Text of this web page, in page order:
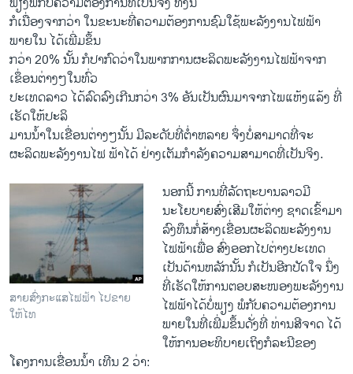
ກໍເນື່ອງຈາກວ່າ ໃນຂະນະທີ່ຄວາມຕ້ອງການຊົມໃຊ້ພະລັງງານໄຟຟ້າ
ພາຍໃນ ໄດ້ເພີ່ມຂຶ້ນ
ກວ່າ 20% ນັ້ນ ກໍປາກົດວ່າໃນພາກການຜະລິດພະລັງງານໄຟຟ້າຈາກ
ເຂຶ່ອນຕ່າງໆໃນທົ່ວ
ປະເທດລາວ ໄດ້ລົດລົງເກີນກວ່າ 3% ອັນເປັນຜົນມາຈາກໄພແຫ້ງແລ້ງ ທີ່
ເຮັດໃຫ້ປະລິ
ມານນໍ້າໃນເຂື່ອນຕ່າງໆນັ້ນ ມີລະດັບທີ່ຕໍ່າຫລາຍ ຈຶ່ງບໍ່ສາມາດທີ່ຈະ
ຜະລິດພະລັງງານໄຟ ຟ້າໄດ້ ຢ່າງເຕັມກໍາລັງຄວາມສາມາດທີ່ເປັນຈິງ.
ສາຍສົ່ງກະແສໄຟຟ້າ ໄປຂາຍ
ໃຫ້ໄທ
ນອກນີ້ ການທີ່ລັດຖະບານລາວມີ
ນະໂຍບາຍສົ່ງເສີມໃຫ້ຕ່າງ ຊາດເຂົ້າມາ
ລົງທຶນກໍ່ສ້າງເຂື່ອນຜະລິດພະລັງງານ
ໄຟຟ້າເພື່ອ ສົ່ງອອກໄປຕ່າງປະເທດ
ເປັນດ້ານຫລັກນັ້ນ ກໍເປັນອີກປັດໃຈ ນຶ່ງ
ທີ່ເຮັດໃຫ້ການຕອບສະໜອງພະລັງງານ
ໄຟຟ້າໄດ້ບໍ່ພຽງ ພໍກັບຄວາມຕ້ອງການ
ພາຍໃນທີ່ເພີ່ມຂຶ້ນດັ່ງທີ່ ທ່ານສີຈາດ ໄດ້
ໃຫ້ການອະທິບາຍເຖິງກໍລະນີຂອງ
ໂຄງການເຂື່ອນນໍ້າ ເທີນ 2 ວ່າ: